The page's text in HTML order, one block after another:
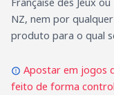
NZ, nem por
produto para o qual
Apostar em jogos
feito de forma